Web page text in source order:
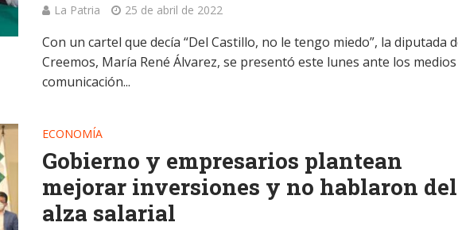
La Patria 25 de abril de 2022
Con un cartel que decía “Del Castillo, no le tengo miedo”, la diputada
Creemos, María René Álvarez, se presentó este lunes ante los medios
comunicación...
ECONOMÍA
Gobierno y empresarios plantean
mejorar inversiones y no hablaron del
alza salarial